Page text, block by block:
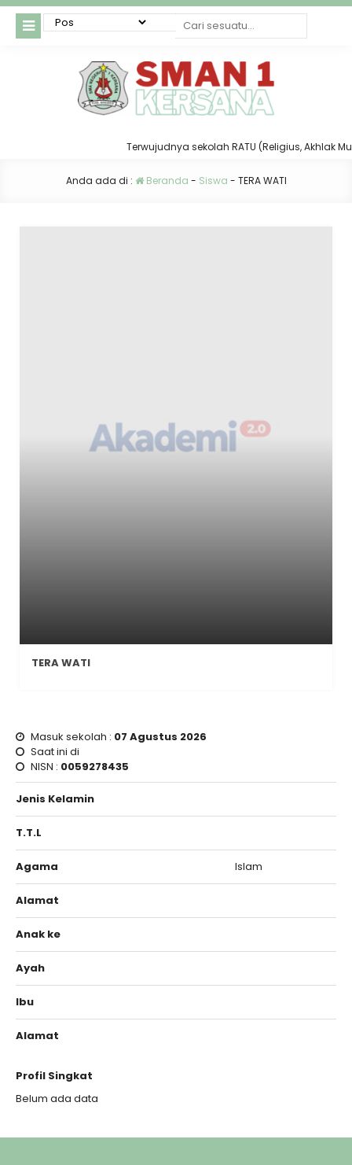
Terwujudnya sekolah RATU (Religius, Akhlak
Anda ada di : Beranda - Siswa - TERA WATI
TERA WATI
Masuk sekolah : 07 Agustus 2026
Saat ini di
NISN : 0059278435
Jenis Kelamin
T.T.L
Agama Islam
Alamat
Anak ke
Ayah
Ibu
Alamat
Profil Singkat
Belum ada data